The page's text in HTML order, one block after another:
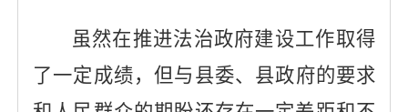
虽然在推进法治政府建设工作取得
了一定成绩，但与 县委、县政府的要求